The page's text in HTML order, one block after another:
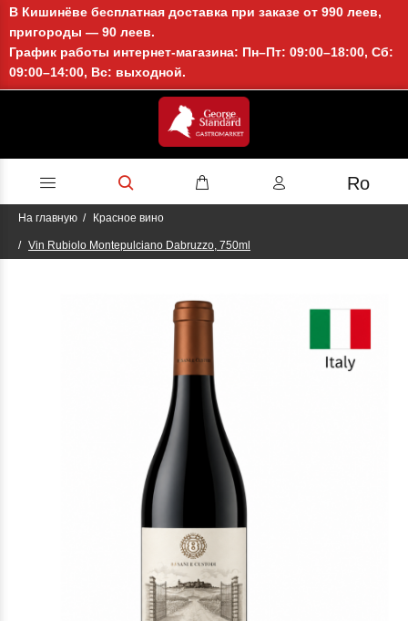
В Кишинёве бесплатная доставка при заказе от 990 леев,
пригороды — 90 леев.
График работы интернет-магазина: Пн–Пт: 09:00–18:00, Сб:
09:00–14:00, Вс: выходной.
Ro
На главную Красное вино
Vin Rubiolo Montepulciano Dabruzzo, 750ml